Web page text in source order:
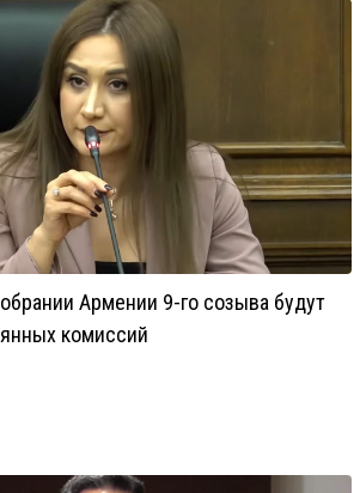
Армении 9-го созыва будут
комиссий